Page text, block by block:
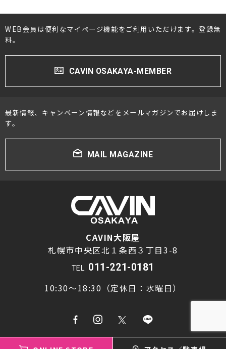
WEB会員は便利なマイページ機能をご利用いただけます。登録無
料。
CAVIN OSAKAYA-MEMBER
最新情報、キャンペーン情報などをメールマガジンでお届けしま
す。
MAIL MAGAZINE
CAVIN大阪屋
札幌市中央区北１条西３丁目3-8
TEL. 011-221-0181
10:30～18:30（定休日：水曜日）